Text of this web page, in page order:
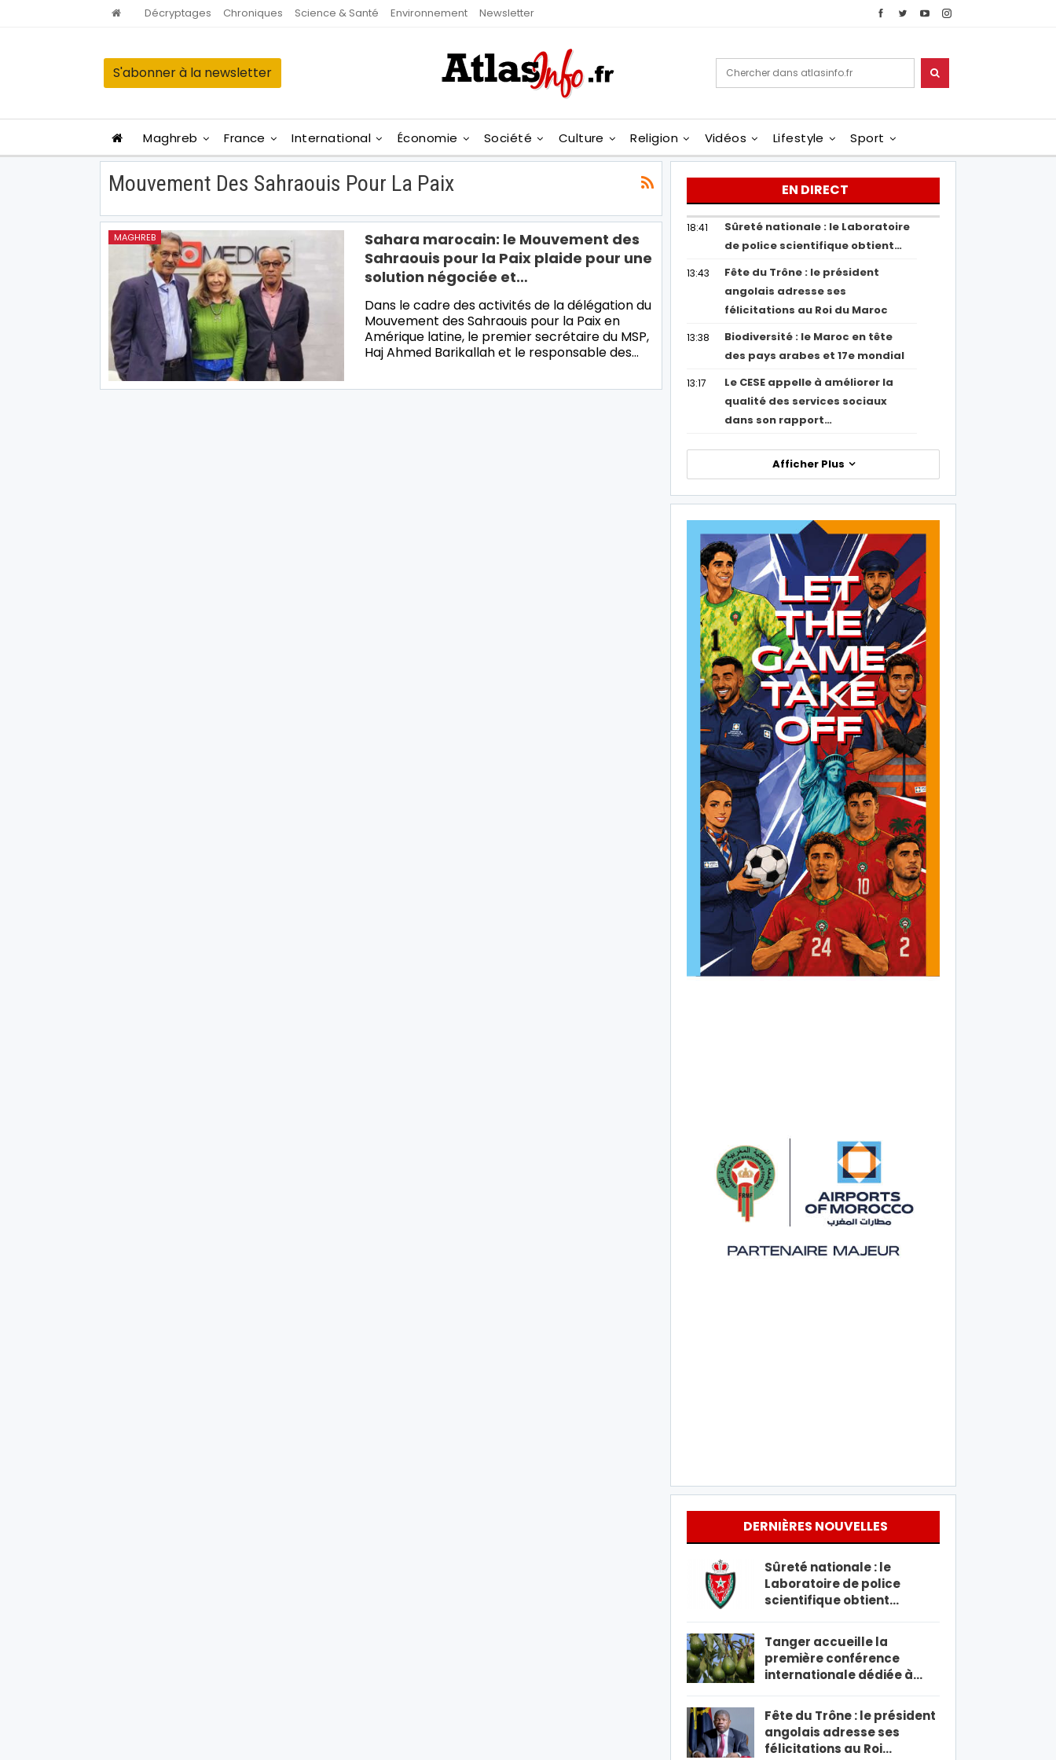
Décryptages Chroniques Science & Santé Environnement Newsletter
S'abonner à la newsletter
Maghreb France International Économie Société Culture Religion Vidéos Lifestyle Sport
Mouvement Des Sahraouis Pour La Paix
MAGHREB
Sahara marocain: le Mouvement des
Sahraouis pour la Paix plaide pour une
solution négociée et…
Dans le cadre des activités de la délégation du
Mouvement des Sahraouis pour la Paix en
Amérique latine, le premier secrétaire du MSP,
Haj Ahmed Barikallah et le responsable des…
EN DIRECT
18:41
Sûreté nationale : le Laboratoire
de police scientifique obtient…
13:43
Fête du Trône : le président
angolais adresse ses
félicitations au Roi du Maroc
13:38
Biodiversité : le Maroc en tête
des pays arabes et 17e mondial
13:17
Le CESE appelle à améliorer la
qualité des services sociaux
dans son rapport…
Afficher Plus
DERNIÈRES NOUVELLES
Sûreté nationale : le
Laboratoire de police
scientifique obtient…
Tanger accueille la
première conférence
internationale dédiée à…
Fête du Trône : le président
angolais adresse ses
félicitations au Roi…